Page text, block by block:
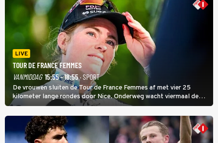
LIVE
TOUR DE FRANCE FEMMES
VANMIDDAG 15:55 - 18:55· SPORT
De vrouwen sluiten de Tour de France Femmes af met vier 25
kilometer lange rondes door Nice. Onderweg wacht viermaal de
zware Col d'Èze. Aan de finish op de Promenade des Anglais krijgt
de eindwinnaar de laatste gele trui.